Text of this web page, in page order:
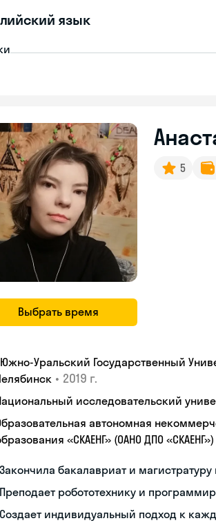
язык
Выбрать время
5
Уральский Государственный
• 2019 г.
исследовательский
автономная
«СКАЕНГ» (ОАНО ДПО «СКАЕНГ»)
Закончила бакалавриат и
Преподает робототехнику и
Создает индивидуальный подход к